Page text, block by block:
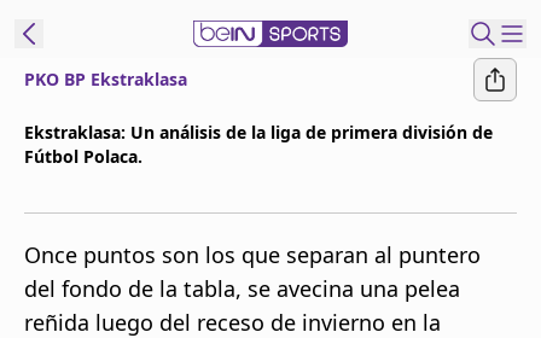
beIN XTRA
PKO BP Ekstraklasa
Ekstraklasa: Un análisis de la liga de primera división de
Fútbol Polaca.
Once puntos son los que separan al puntero
del fondo de la tabla, se avecina una pelea
reñida luego del receso de invierno en la